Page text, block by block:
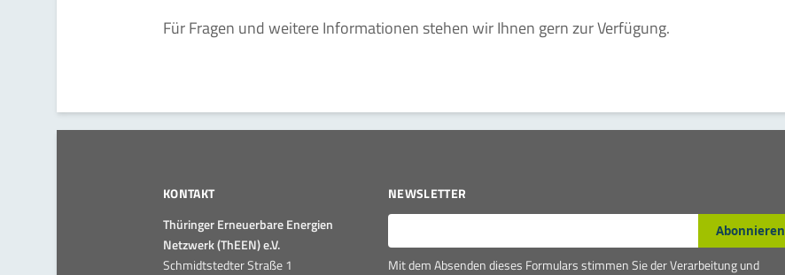
Für Fragen und weitere Informationen stehen wir Ihnen gern zur Verfügung.
KONTAKT
Thüringer Erneuerbare Energien
Netzwerk (ThEEN) e.V.
Schmidtstedter Straße 1
NEWSLETTER
E-Mail* Abonnieren
Mit dem Absenden dieses Formulars stimmen Sie der Verarbeitung und